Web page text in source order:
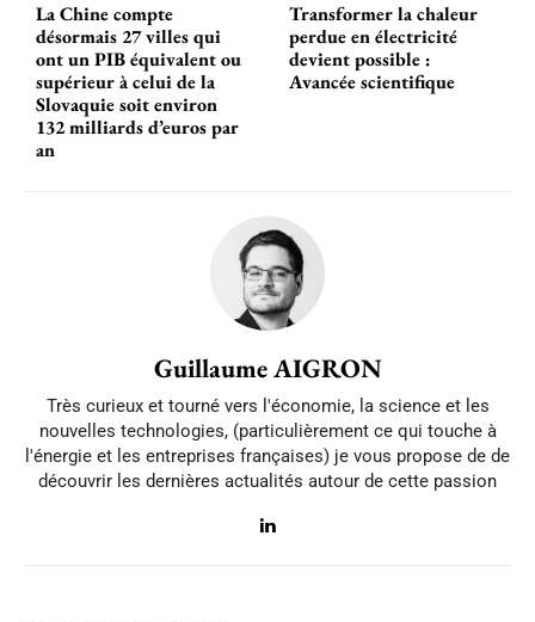
La Chine compte
désormais 27 villes qui
ont un PIB équivalent ou
supérieur à celui de la
Slovaquie soit environ
132 milliards d’euros par
an
Transformer la chaleur
perdue en électricité
devient possible :
Avancée scientifique
Guillaume AIGRON
Très curieux et tourné vers l'économie, la science et les
nouvelles technologies, (particulièrement ce qui touche à
l'énergie et les entreprises françaises) je vous propose de de
découvrir les dernières actualités autour de cette passion